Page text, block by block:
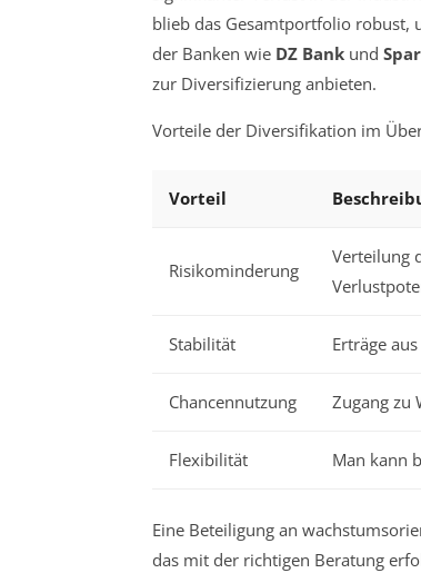
blieb das Gesamtportfolio robust,
der Banken wie DZ Bank und
zur Diversifizierung anbieten.
Vorteile der Diversifikation im
Vorteil
Risikominderung
Verteilung
Stabilität Erträge
Chancennutzung Zugang zu
Flexibilität Man kann
Eine Beteiligung an
das mit der richtigen Beratung